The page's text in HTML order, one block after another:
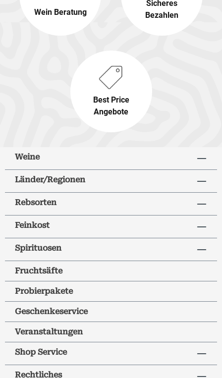
Wein Beratung
Sicheres
Bezahlen
Best Price
Angebote
Weine
Länder/Regionen
Rebsorten
Feinkost
Spirituosen
Fruchtsäfte
Probierpakete
Geschenkeservice
Veranstaltungen
Shop Service
Rechtliches